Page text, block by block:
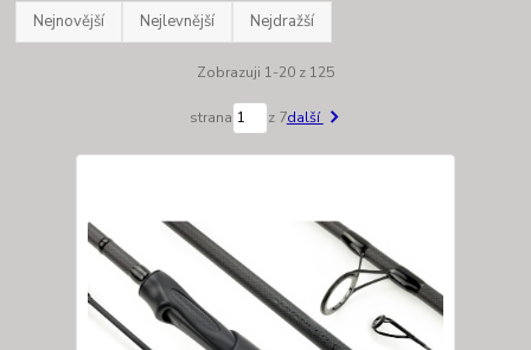
Nejnovější Nejlevnější Nejdražší
Zobrazuji 1-20 z 125
strana z 7další